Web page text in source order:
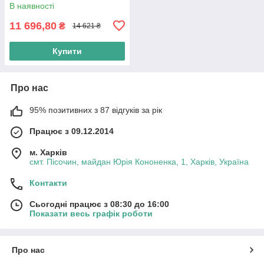
В наявності
11 696,80 ₴ 14 621 ₴
Купити
Про нас
95% позитивних з 87 відгуків за рік
Працює з 09.12.2014
м. Харків
смт. Пісочин, майдан Юрія Кононенка, 1, Харків, Україна
Контакти
Сьогодні працює з 08:30 до 16:00
Показати весь графік роботи
Про нас